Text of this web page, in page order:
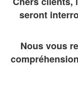
seront
Nous vous